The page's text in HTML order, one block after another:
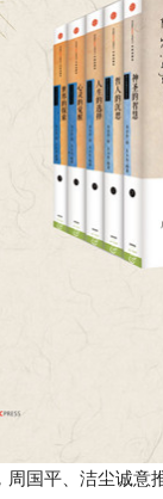
国平、洁尘诚意